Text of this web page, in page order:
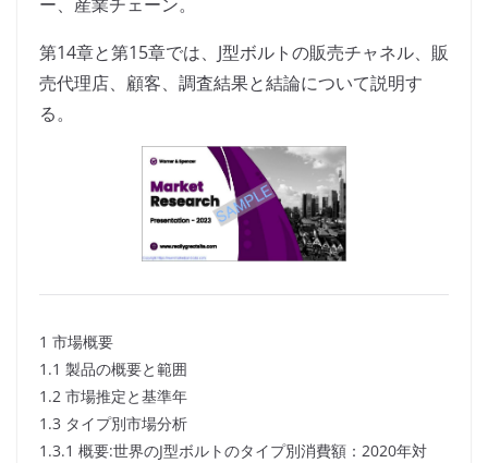
第14章と第15章では、J型ボルトの販売チャネル、販
売代理店、顧客、調査結果と結論について説明す
る。
1 市場概要
1.1 製品の概要と範囲
1.2 市場推定と基準年
1.3 タイプ別市場分析
1.3.1 概要:世界のJ型ボルトのタイプ別消費額：2020年対